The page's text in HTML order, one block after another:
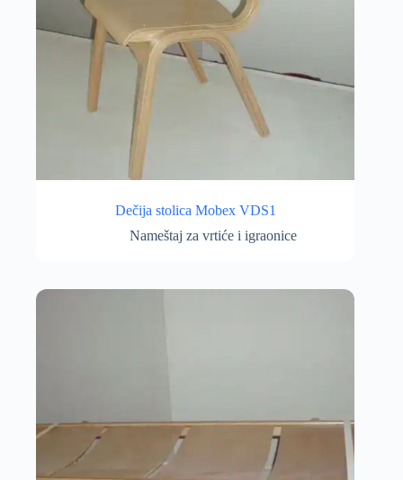
Dečija stolica Mobex VDS1
Nameštaj za vrtiće i igraonice